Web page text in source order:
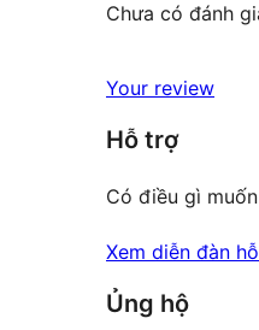
Chưa có đánh
Your review
Hỗ trợ
Có điều gì
Xem diễn đàn
Ủng hộ